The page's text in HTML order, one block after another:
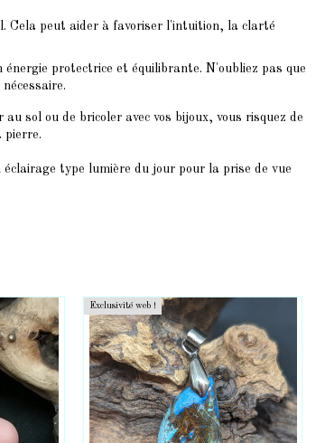
Cela peut aider à favoriser l'intuition, la clarté
protectrice et équilibrante. N'oubliez pas que
sol ou de bricoler avec vos bijoux, vous risquez de
pierre.
type lumière du jour pour la prise de vue
Exclusivité web !